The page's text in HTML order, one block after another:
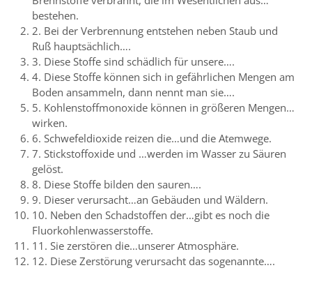
bestehen.
2. Bei der Verbrennung entstehen neben Staub und
Ruß hauptsächlich….
3. Diese Stoffe sind schädlich für unsere….
4. Diese Stoffe können sich in gefährlichen Mengen am
Boden ansammeln, dann nennt man sie….
5. Kohlenstoffmonoxide können in größeren Mengen…
wirken.
6. Schwefeldioxide reizen die…und die Atemwege.
7. Stickstoffoxide und …werden im Wasser zu Säuren
gelöst.
8. Diese Stoffe bilden den sauren….
9. Dieser verursacht…an Gebäuden und Wäldern.
10. Neben den Schadstoffen der…gibt es noch die
Fluorkohlenwasserstoffe.
11. Sie zerstören die…unserer Atmosphäre.
12. Diese Zerstörung verursacht das sogenannte….